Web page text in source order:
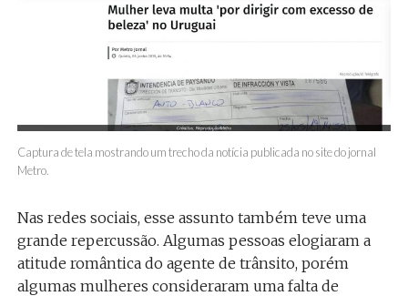
Captura de tela mostrando um trecho da notícia publicada no site do jornal
Metro.
Nas redes sociais, esse assunto também teve uma
grande repercussão. Algumas pessoas elogiaram a
atitude romântica do agente de trânsito, porém
algumas mulheres consideraram uma falta de